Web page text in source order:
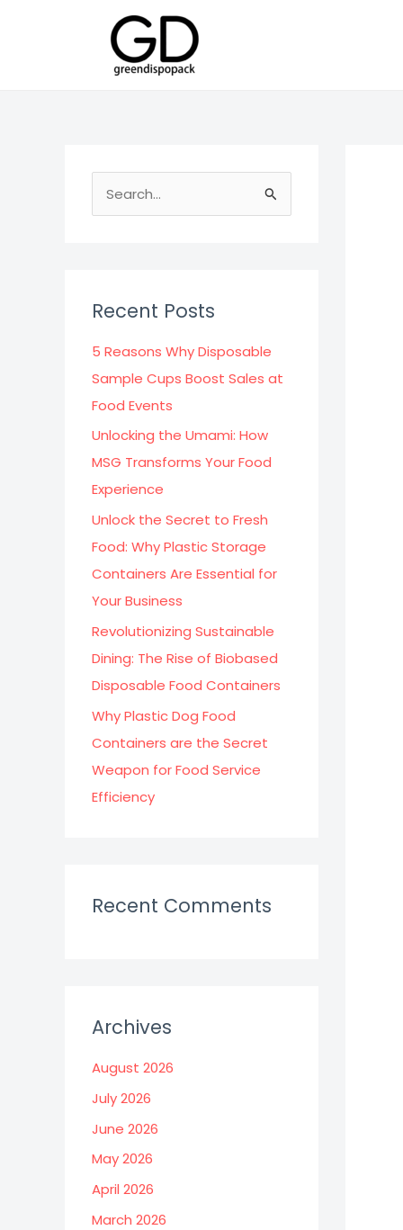
e
h
f
o
r
:
Recent Posts
5 Reasons Why Disposable
Sample Cups Boost Sales at
Food Events
Unlocking the Umami: How
MSG Transforms Your Food
Experience
Unlock the Secret to Fresh
Food: Why Plastic Storage
Containers Are Essential for
Your Business
Revolutionizing Sustainable
Dining: The Rise of Biobased
Disposable Food Containers
Why Plastic Dog Food
Containers are the Secret
Weapon for Food Service
Efficiency
Recent Comments
Archives
August 2026
July 2026
June 2026
May 2026
April 2026
March 2026